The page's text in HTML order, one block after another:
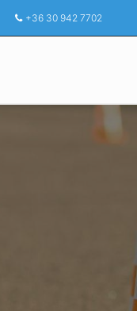
+36 30 942 7702